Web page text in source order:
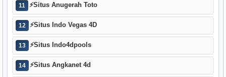
11 ⚡Situs Anugerah Toto
12 ⚡Situs Indo Vegas 4D
13 ⚡Situs Indo4dpools
14 ⚡Situs Angkanet 4d